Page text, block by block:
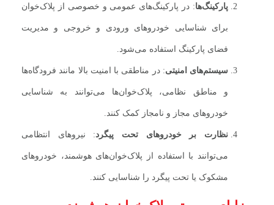
پارکینگ‌ها: در پارکینگ‌های عمومی و خصوصی از پلاک‌خوان
برای شناسایی خودروهای ورودی و خروجی و مدیریت
فضای پارکینگ استفاده می‌شود.
سیستم‌های امنیتی: در مناطقی با امنیت بالا مانند فرودگاه‌ها
و مناطق نظامی، پلاک‌خوان‌ها می‌توانند به شناسایی
خودروهای مجاز و نامجاز کمک کنند.
نظارت بر خودروهای تحت پیگرد: نیروهای انتظامی
می‌توانند با استفاده از پلاک‌خوان‌های هوشمند، خودروهای
مشکوک یا تحت پیگرد را شناسایی کنند.